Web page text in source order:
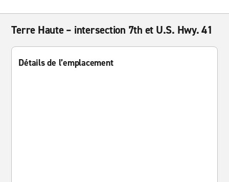
Terre Haute – intersection 7th et U.S. Hwy. 41
Détails de l’emplacement